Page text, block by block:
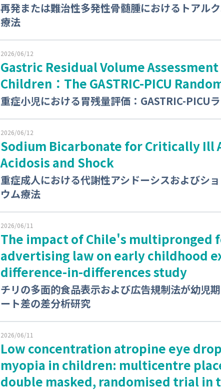
再発または難治性多発性骨髄腫におけるトアル
療法
2026/06/12
Gastric Residual Volume
Children：The GASTRIC-PICU
重症小児における胃残量評価：GASTRIC-PICU
2026/06/12
Sodium Bicarbonate for Critically Ill
Acidosis and Shock
重症成人における代謝性アシドーシスおよびシ
ウム療法
2026/06/11
The impact of Chile's multipronged
advertising law on early childhood
difference-in-differences study
チリの多面的食品表示および広告規制法が幼児
ート差の差分析研究
2026/06/11
Low concentration atropine eye
myopia in children: multicentre
double masked, randomised trial in